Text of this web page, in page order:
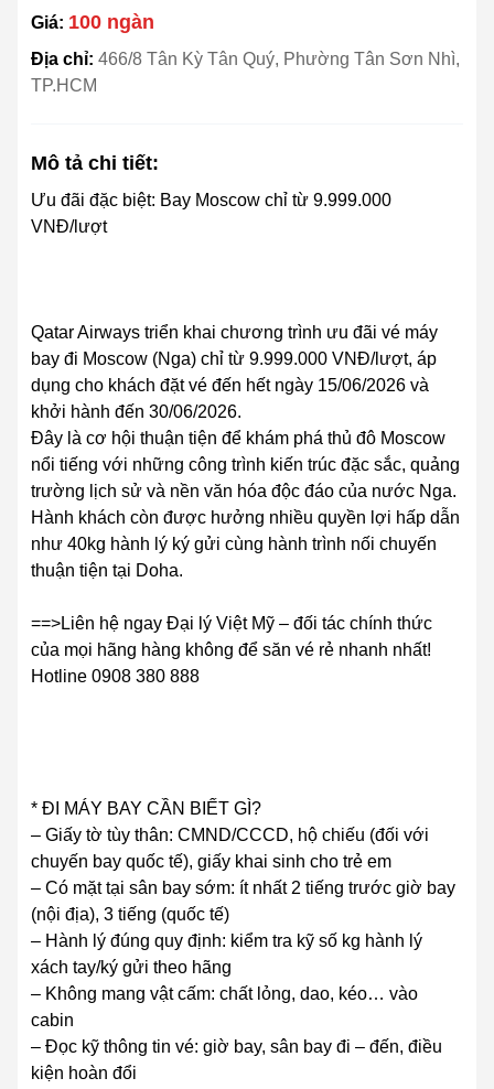
Giá: 100 ngàn
Địa chỉ: 466/8 Tân Kỳ Tân Quý, Phường Tân Sơn Nhì,
TP.HCM
Mô tả chi tiết:
Ưu đãi đặc biệt: Bay Moscow chỉ từ 9.999.000
VNĐ/lượt
Qatar Airways triển khai chương trình ưu đãi vé máy
bay đi Moscow (Nga) chỉ từ 9.999.000 VNĐ/lượt, áp
dụng cho khách đặt vé đến hết ngày 15/06/2026 và
khởi hành đến 30/06/2026.
Đây là cơ hội thuận tiện để khám phá thủ đô Moscow
nổi tiếng với những công trình kiến trúc đặc sắc, quảng
trường lịch sử và nền văn hóa độc đáo của nước Nga.
Hành khách còn được hưởng nhiều quyền lợi hấp dẫn
như 40kg hành lý ký gửi cùng hành trình nối chuyến
thuận tiện tại Doha.
==>Liên hệ ngay Đại lý Việt Mỹ – đối tác chính thức
của mọi hãng hàng không để săn vé rẻ nhanh nhất!
Hotline 0908 380 888
* ĐI MÁY BAY CẦN BIẾT GÌ?
– Giấy tờ tùy thân: CMND/CCCD, hộ chiếu (đối với
chuyến bay quốc tế), giấy khai sinh cho trẻ em
– Có mặt tại sân bay sớm: ít nhất 2 tiếng trước giờ bay
(nội địa), 3 tiếng (quốc tế)
– Hành lý đúng quy định: kiểm tra kỹ số kg hành lý
xách tay/ký gửi theo hãng
– Không mang vật cấm: chất lỏng, dao, kéo… vào
cabin
– Đọc kỹ thông tin vé: giờ bay, sân bay đi – đến, điều
kiện hoàn đổi